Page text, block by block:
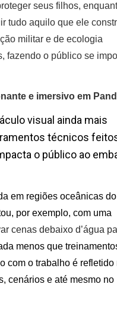
seus filhos,
tudo aquilo que ele
militar e de ecologia
fazendo o público se
e imersivo em
visual ainda mais
técnicos
o público ao
em regiões oceânicas
por exemplo, com uma
cenas debaixo d’água
menos que
com o trabalho é refletido
cenários e até mesmo no